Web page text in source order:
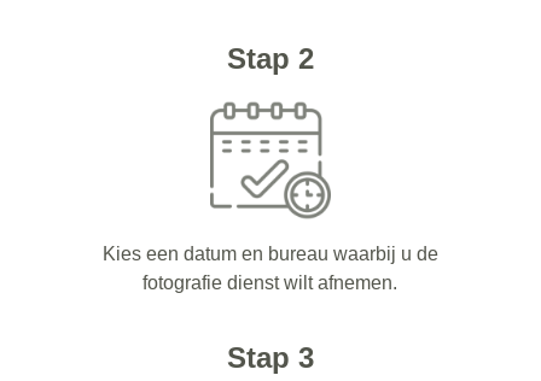
Stap 2
Kies een datum en bureau waarbij u de
fotografie dienst wilt afnemen.
Stap 3